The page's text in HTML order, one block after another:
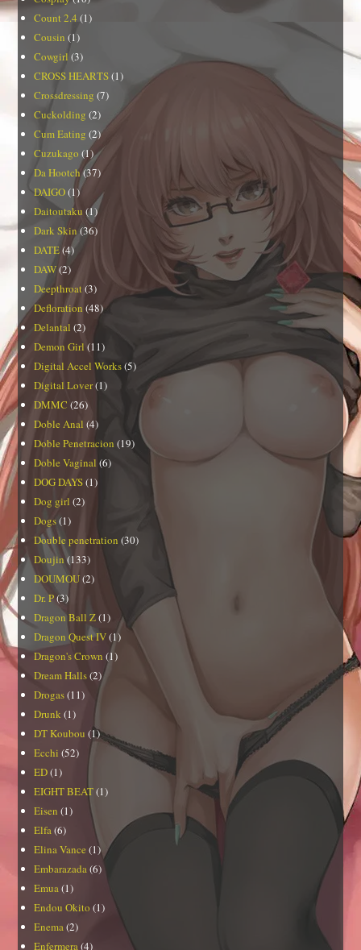
Count 2.4 (1)
Cousin (1)
Cowgirl(3)
CROSS HEARTS(1)
Crossdressing (7)
Cuckolding (2)
Cum Eating (2)
Cuzukago (1)
Da Hootch(37)
DAIGO(1)
Daitoutaku (1)
Dark Skin(36)
DATE(4)
DAW(2)
Deepthroat(3)
Defloration (48)
Delantal (2)
Demon Girl (11)
Digital Accel Works(5)
Digital Lover(1)
DMMC (26)
Doble Anal (4)
Doble Penetracion (19)
Doble Vaginal (6)
DOG DAYS(1)
Dog girl (2)
Dogs(1)
Double penetration (30)
Doujin(133)
DOUMOU(2)
Dr. P(3)
Dragon Ball Z(1)
Dragon Quest IV(1)
Dragon's Crown (1)
Dream Halls(2)
Drogas(11)
Drunk (1)
DT Koubou (1)
Ecchi (52)
ED(1)
EIGHT BEAT(1)
Eisen (1)
Elfa(6)
Elina Vance (1)
Embarazada(6)
Emua(1)
Endou Okito (1)
Enema(2)
Enfermera(4)